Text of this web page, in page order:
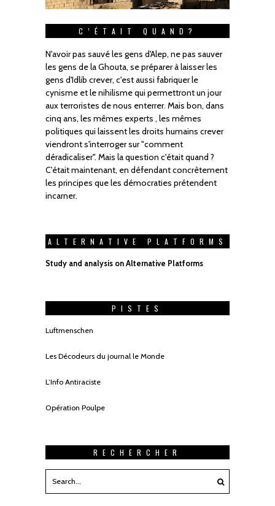
C’ÉTAIT QUAND?
N'avoir pas sauvé les gens d'Alep, ne pas sauver
les gens de la Ghouta, se préparer à laisser les
gens d'Idlib crever, c'est aussi fabriquer le
cynisme et le nihilisme qui permettront un jour
aux terroristes de nous enterrer. Mais bon, dans
cinq ans, les mêmes experts , les mêmes
politiques qui laissent les droits humains crever
viendront s'interroger sur "comment
déradicaliser". Mais la question c'était quand ?
C'était maintenant, en défendant concrètement
les principes que les démocraties prétendent
incarner.
ALTERNATIVE PLATFORMS
Study and analysis on Alternative Platforms
PISTES
Luftmenschen
Les Décodeurs du journal le Monde
L’Info Antiraciste
Opération Poulpe
RECHERCHER